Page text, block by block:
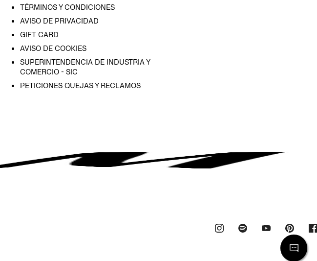
TÉRMINOS Y CONDICIONES
AVISO DE PRIVACIDAD
GIFT CARD
AVISO DE COOKIES
SUPERINTENDENCIA DE INDUSTRIA Y
COMERCIO - SIC
PETICIONES QUEJAS Y RECLAMOS